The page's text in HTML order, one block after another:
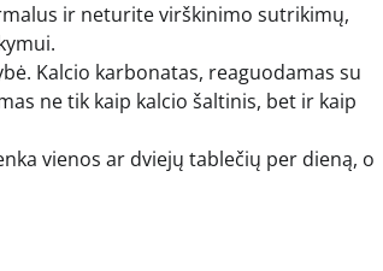
ir neturite virškinimo sutrikimų,
Kalcio karbonatas, reaguodamas su
ne tik kaip kalcio šaltinis, bet ir kaip
vienos ar dviejų tablečių per dieną, o